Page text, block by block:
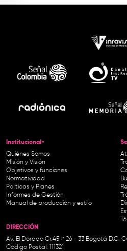
Institucional-
Quiénes Somos
Misión y Visión
Objetivos y funciones
Normatividad
Políticas y Planes
Informes de Gestión
Manual de producción y estilo
DIRECCIÓN
Av. El Dorado Cr.45 # 26 - 33 Bogotá D.C.
Código Postal: 111321